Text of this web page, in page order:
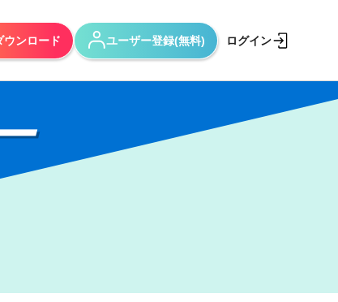
ウンロード ユーザー登録(無料) ログイン